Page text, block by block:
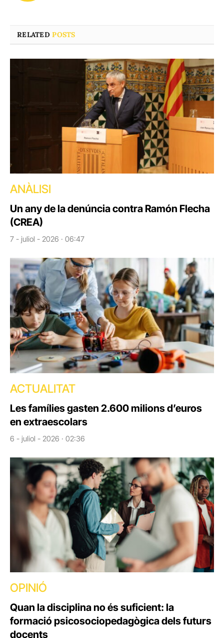
RELATEDPOSTS
ANÀLISI
Un any de la denúncia contra Ramón Flecha
(CREA)
7 - juliol - 2026 · 06:47
ACTUALITAT
Les famílies gasten 2.600 milions d’euros
en extraescolars
6 - juliol - 2026 · 02:36
OPINIÓ
Quan la disciplina no és suficient: la
formació psicosociopedagògica dels futurs
docents